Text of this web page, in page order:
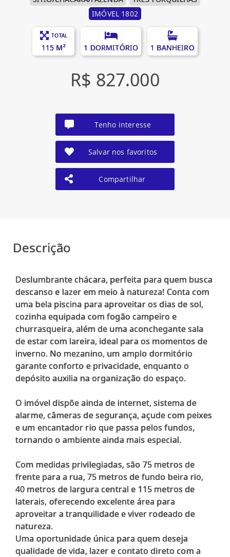
IMÓVEL 1802
TOTAL
115 M² 1 DORMITÓRIO 1 BANHEIRO
R$ 827.000
Tenho interesse
Salvar nos favoritos
Compartilhar
Descrição
Deslumbrante chácara, perfeita para quem busca
descanso e lazer em meio à natureza! Conta com
uma bela piscina para aproveitar os dias de sol,
cozinha equipada com fogão campeiro e
churrasqueira, além de uma aconchegante sala
de estar com lareira, ideal para os momentos de
inverno. No mezanino, um amplo dormitório
garante conforto e privacidade, enquanto o
depósito auxilia na organização do espaço.
O imóvel dispõe ainda de internet, sistema de
alarme, câmeras de segurança, açude com peixes
e um encantador rio que passa pelos fundos,
tornando o ambiente ainda mais especial.
Com medidas privilegiadas, são 75 metros de
frente para a rua, 75 metros de fundo beira rio,
40 metros de largura central e 115 metros de
laterais, oferecendo excelente área para
aproveitar a tranquilidade e viver rodeado de
natureza.
Uma oportunidade única para quem deseja
qualidade de vida, lazer e contato direto com a